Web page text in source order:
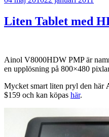
Liten Tablet med
Ainol V8000HDW PMP är
en upplösning på 800×480
Mycket smart liten pryl den här
$159 och kan köpas här.